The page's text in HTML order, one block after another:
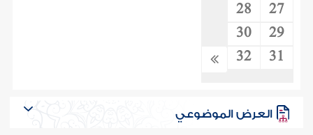
27
28
29
30
31
32
العرض الموضوعي